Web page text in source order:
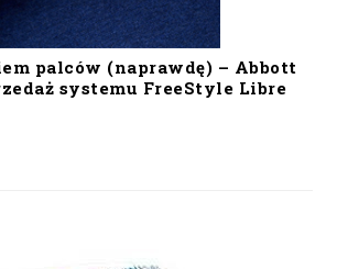
palców (naprawdę) – Abbott
systemu FreeStyle Libre